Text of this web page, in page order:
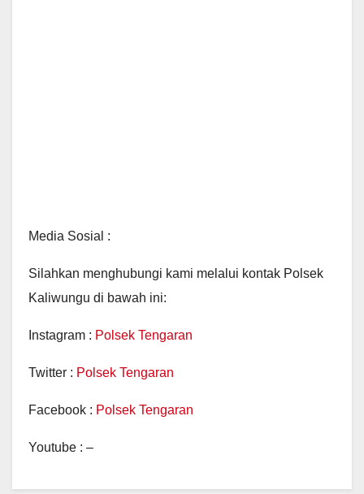
Media Sosial :
Silahkan menghubungi kami melalui kontak Polsek
Kaliwungu di bawah ini:
Instagram : Polsek Tengaran
Twitter : Polsek Tengaran
Facebook : Polsek Tengaran
Youtube : –